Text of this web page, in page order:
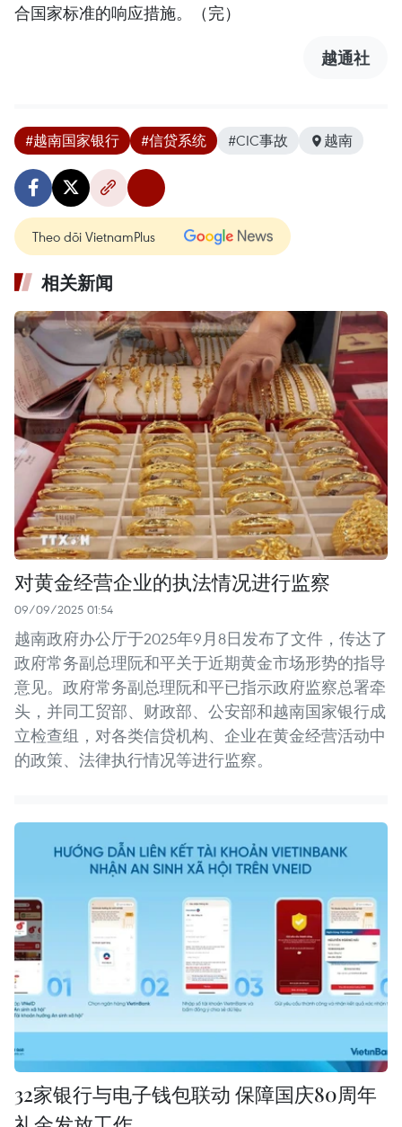
合国家标准的响应措施。（完）
越通社
#越南国家银行 #信贷系统 #CIC事故 越南
Theo dõi VietnamPlus
相关新闻
对黄金经营企业的执法情况进行监察
09/09/2025 01:54
越南政府办公厅于2025年9月8日发布了文件，传达了
政府常务副总理阮和平关于近期黄金市场形势的指导
意见。政府常务副总理阮和平已指示政府监察总署牵
头，并同工贸部、财政部、公安部和越南国家银行成
立检查组，对各类信贷机构、企业在黄金经营活动中
的政策、法律执行情况等进行监察。
32家银行与电子钱包联动 保障国庆80周年